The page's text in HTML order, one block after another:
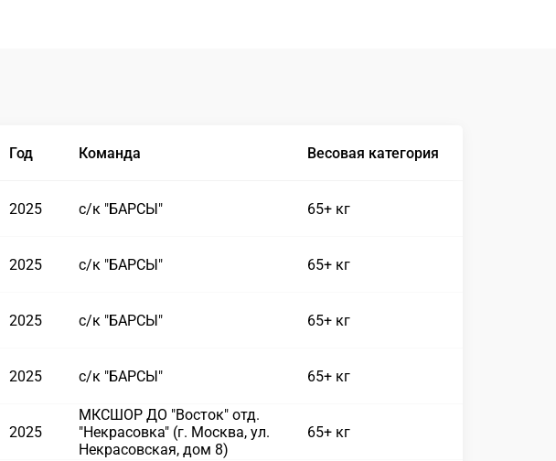
Год Команда Весовая категория
2025 с/к "БАРСЫ" 65+ кг
2025 с/к "БАРСЫ" 65+ кг
2025 с/к "БАРСЫ" 65+ кг
2025 с/к "БАРСЫ" 65+ кг
2025
МКСШОР ДО "Восток" отд.
"Некрасовка" (г. Москва, ул.
Некрасовская, дом 8)
65+ кг